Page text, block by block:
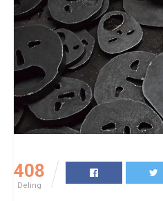
408
Deling